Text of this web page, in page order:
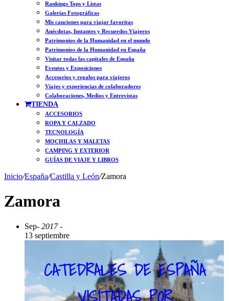
Rankings Tops y Listas
Galerías Fotográficas
Mis canciones para viajar favoritas
Anécdotas, Instantes y Recuerdos Viajeros
Patrimonios de la Humanidad en el mundo
Patrimonios de la Humanidad en España
Visitar todas las capitales de España
Eventos y Exposiciones
Accesorios y regalos para viajeros
Viajes y experiencias de colaboradores
Colaboraciones, Medios y Entrevistas
TIENDA
ACCESORIOS
ROPA Y CALZADO
TECNOLOGÍA
MOCHILAS Y MALETAS
CAMPING Y EXTERIOR
GUÍAS DE VIAJE Y LIBROS
Inicio/España/Castilla y León/Zamora
Zamora
Sep- 2017 -
13 septiembre